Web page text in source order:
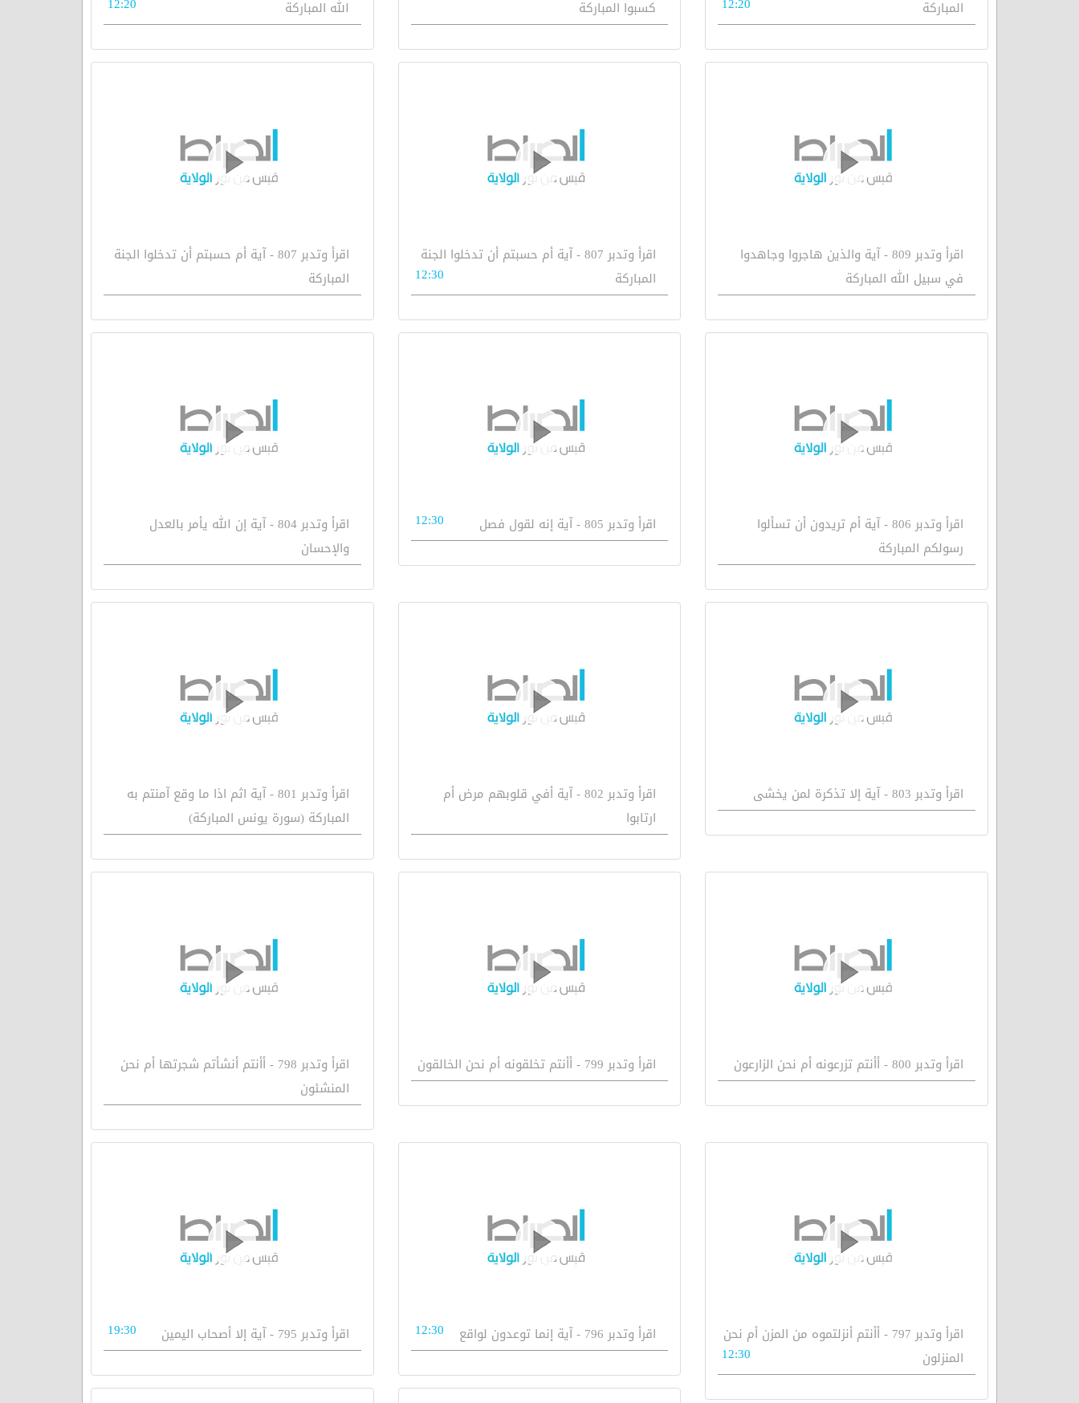
المباركة
كسبوا المباركة
الله المباركة
اقرأ وتدبر 809 - آية والذين هاجروا وجاهدوا
في سبيل الله المباركة
اقرأ وتدبر 807 - آية أم حسبتم أن تدخلوا الجنة
المباركة
12:30
اقرأ وتدبر 807 - آية أم حسبتم أن تدخلوا الجنة
المباركة
اقرأ وتدبر 806 - آية أم تريدون أن تسألوا
رسولكم المباركة
اقرأ وتدبر 805 - آية إنه لقول فصل 12:30
اقرأ وتدبر 804 - آية إن الله يأمر بالعدل
والإحسان
اقرأ وتدبر 803 - آية إلا تذكرة لمن يخشى
اقرأ وتدبر 802 - آية أفي قلوبهم مرض أم
ارتابوا
اقرأ وتدبر 801 - آية اثم اذا ما وقع آمنتم به
المباركة (سورة يونس المباركة)
اقرأ وتدبر 800 - أأنتم تزرعونه أم نحن الزارعون اقرأ وتدبر 799 - أأنتم تخلقونه أم نحن الخالقون
اقرأ وتدبر 798 - أأنتم أنشأتم شجرتها أم نحن
المنشئون
اقرأ وتدبر 797 - أأنتم أنزلتموه من المزن أم نحن
المنزلون
12:30
اقرأ وتدبر 796 - آية إنما توعدون لواقع 12:30 اقرأ وتدبر 795 - آية إلا أصحاب اليمين 19:30